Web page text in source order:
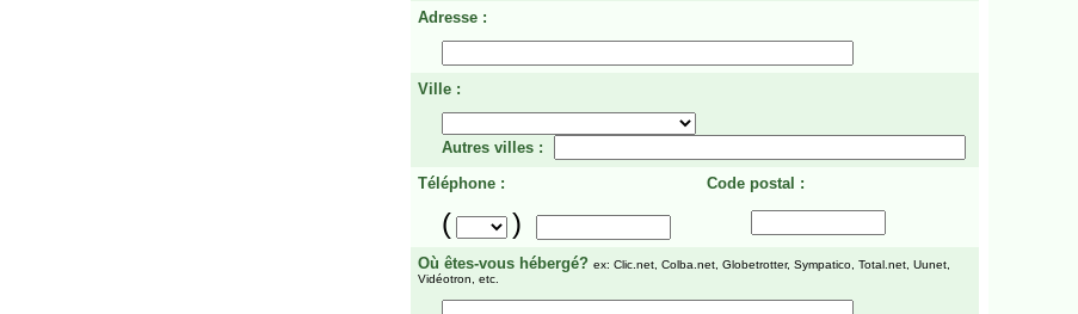
Adresse :
Ville :
Autres villes :
Téléphone :
Code postal :
( )
Où êtes-vous hébergé? ex: Clic.net, Colba.net, Globetrotter, Sympatico, Total.net, Uunet,
Vidéotron, etc.